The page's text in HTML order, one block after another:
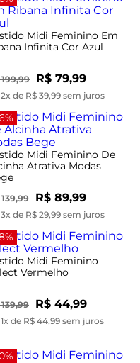
Midi Feminino Em
Infinita Cor Azul
R$ 79,99
de R$ 39,99 sem juros
Midi Feminino De
Atrativa Modas
R$ 89,99
de R$ 29,99 sem juros
Midi Feminino
Vermelho
R$ 44,99
de R$ 44,99 sem juros